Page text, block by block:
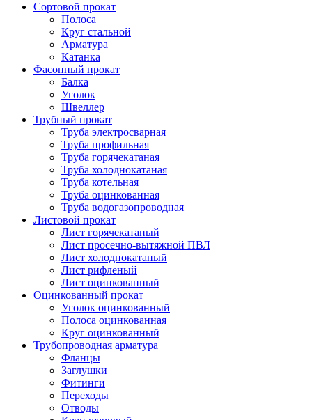
Сортовой прокат
Полоса
Круг стальной
Арматура
Катанка
Фасонный прокат
Балка
Уголок
Швеллер
Трубный прокат
Труба электросварная
Труба профильная
Труба горячекатаная
Труба холоднокатаная
Труба котельная
Труба оцинкованная
Труба водогазопроводная
Листовой прокат
Лист горячекатаный
Лист просечно-вытяжной ПВЛ
Лист холоднокатаный
Лист рифленый
Лист оцинкованный
Оцинкованный прокат
Уголок оцинкованный
Полоса оцинкованная
Круг оцинкованный
Трубопроводная арматура
Фланцы
Заглушки
Фитинги
Переходы
Отводы